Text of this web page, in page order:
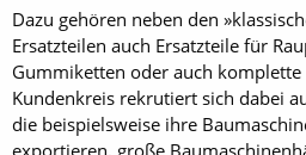
Dazu gehören neben den
Ersatzteilen auch Ersatzteile für
Gummiketten oder auch
Kundenkreis rekrutiert sich dabei
die beispielsweise ihre
exportieren, große